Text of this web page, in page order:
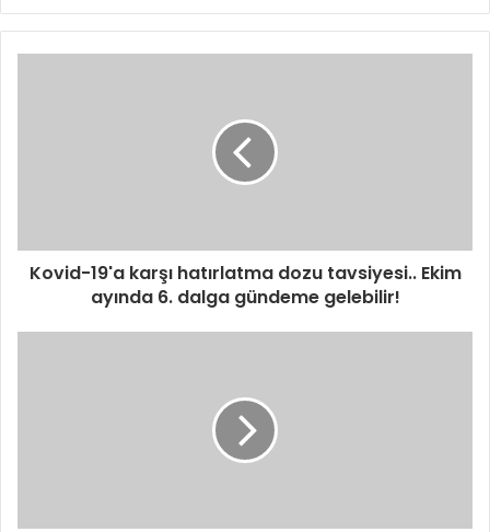
Kovid-19'a karşı hatırlatma dozu tavsiyesi.. Ekim
ayında 6. dalga gündeme gelebilir!